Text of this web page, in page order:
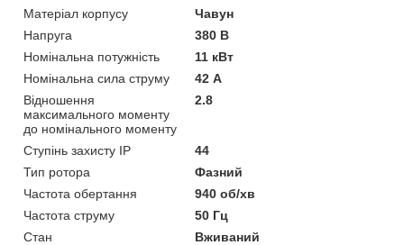
Матеріал корпусу
Чавун
Напруга
380 В
Номінальна потужність
11 кВт
Номінальна сила струму
42 А
Відношення
максимального моменту
до номінального моменту
2.8
Ступінь захисту IP
44
Тип ротора
Фазний
Частота обертання
940 об/хв
Частота струму
50 Гц
Стан
Вживаний